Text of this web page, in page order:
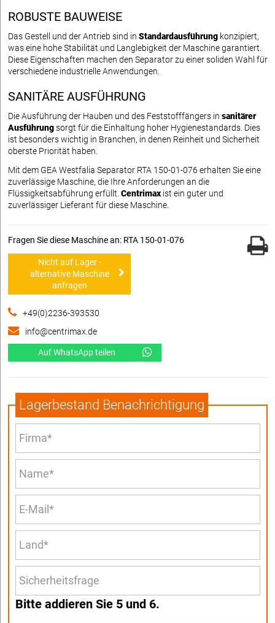
ROBUSTE BAUWEISE
Das Gestell und der Antrieb sind in Standardausführung konzipiert,
was eine hohe Stabilität und Langlebigkeit der Maschine garantiert.
Diese Eigenschaften machen den Separator zu einer soliden Wahl für
verschiedene industrielle Anwendungen.
SANITÄRE AUSFÜHRUNG
Die Ausführung der Hauben und des Feststofffängers in sanitärer
Ausführungsorgt für die Einhaltung hoher Hygienestandards. Dies
ist besonders wichtig in Branchen, in denen Reinheit und Sicherheit
oberste Priorität haben.
Mit dem GEA Westfalia Separator RTA 150-01-076 erhalten Sie eine
zuverlässige Maschine, die Ihre Anforderungen an die
Flüssigkeitsabführung erfüllt. Centrimax ist ein guter und
zuverlässiger Lieferant für diese Maschine.
Fragen Sie diese Maschine an: RTA 150-01-076
Nicht auf Lager -
alternative Maschine
anfragen
+49(0)2236-393530
info@centrimax.de
Auf WhatsApp teilen
Lagerbestand Benachrichtigung
Bitte addieren Sie 5 und 6.